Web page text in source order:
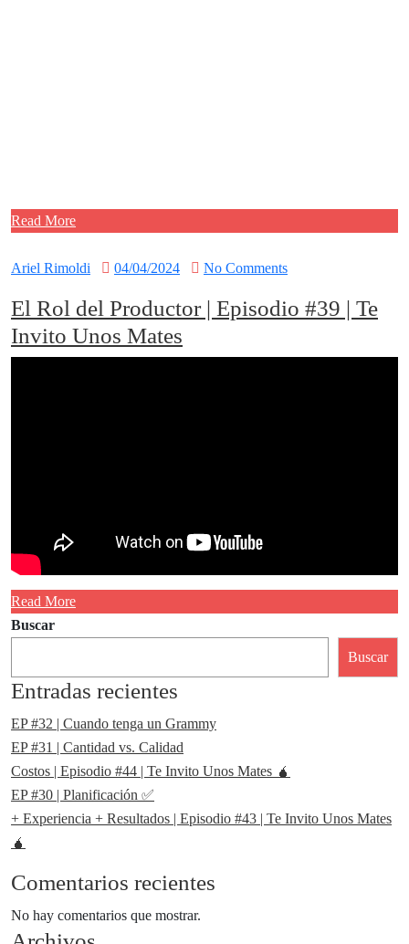
Read More
Ariel Rimoldi 04/04/2024 No Comments
El Rol del Productor | Episodio #39 | Te
Invito Unos Mates
Read More
Buscar
Buscar
Entradas recientes
EP #32 | Cuando tenga un Grammy
EP #31 | Cantidad vs. Calidad
Costos | Episodio #44 | Te Invito Unos Mates 🧉
EP #30 | Planificación ✅
+ Experiencia + Resultados | Episodio #43 | Te Invito Unos Mates
🧉
Comentarios recientes
No hay comentarios que mostrar.